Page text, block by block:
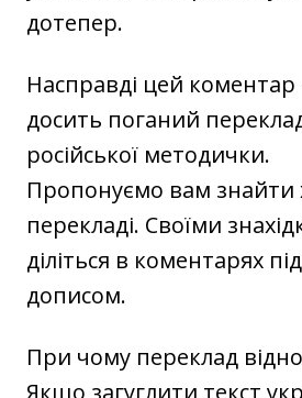
дотепер.
Насправді цей
досить поганий
російської методички.
Пропонуємо вам знайти
перекладі. Своїми
діліться в коментарях
дописом.
При чому переклад